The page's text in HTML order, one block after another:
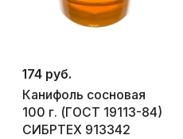
174 руб.
Канифоль сосновая
100 г. (ГОСТ 19113-84)
СИБРТЕХ 913342